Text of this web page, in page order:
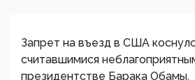
Запрет на въезд в США
считавшимися
президентстве Барака Обамы.